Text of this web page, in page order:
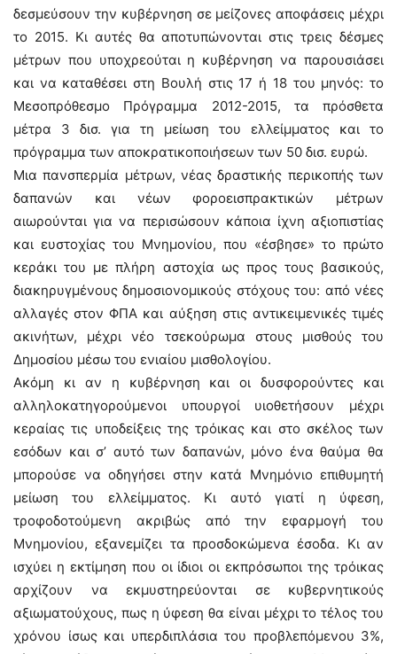
δεσμεύσουν την κυβέρνηση σε μείζονες αποφάσεις μέχρι
το 2015. Κι αυτές θα αποτυπώνονται στις τρεις δέσμες
μέτρων που υποχρεούται η κυβέρνηση να παρουσιάσει
και να καταθέσει στη Βουλή στις 17 ή 18 του μηνός: το
Μεσοπρόθεσμο Πρόγραμμα 2012-2015, τα πρόσθετα
μέτρα 3 δισ. για τη μείωση του ελλείμματος και το
πρόγραμμα των αποκρατικοποιήσεων των 50 δισ. ευρώ.
Μια πανσπερμία μέτρων, νέας δραστικής περικοπής των
δαπανών και νέων φοροεισπρακτικών μέτρων
αιωρούνται για να περισώσουν κάποια ίχνη αξιοπιστίας
και ευστοχίας του Μνημονίου, που «έσβησε» το πρώτο
κεράκι του με πλήρη αστοχία ως προς τους βασικούς,
διακηρυγμένους δημοσιονομικούς στόχους του: από νέες
αλλαγές στον ΦΠΑ και αύξηση στις αντικειμενικές τιμές
ακινήτων, μέχρι νέο τσεκούρωμα στους μισθούς του
Δημοσίου μέσω του ενιαίου μισθολογίου.
Ακόμη κι αν η κυβέρνηση και οι δυσφορούντες και
αλληλοκατηγορούμενοι υπουργοί υιοθετήσουν μέχρι
κεραίας τις υποδείξεις της τρόικας και στο σκέλος των
εσόδων και σ’ αυτό των δαπανών, μόνο ένα θαύμα θα
μπορούσε να οδηγήσει στην κατά Μνημόνιο επιθυμητή
μείωση του ελλείμματος. Κι αυτό γιατί η ύφεση,
τροφοδοτούμενη ακριβώς από την εφαρμογή του
Μνημονίου, εξανεμίζει τα προσδοκώμενα έσοδα. Κι αν
ισχύει η εκτίμηση που οι ίδιοι οι εκπρόσωποι της τρόικας
αρχίζουν να εκμυστηρεύονται σε κυβερνητικούς
αξιωματούχους, πως η ύφεση θα είναι μέχρι το τέλος του
χρόνου ίσως και υπερδιπλάσια του προβλεπόμενου 3%,